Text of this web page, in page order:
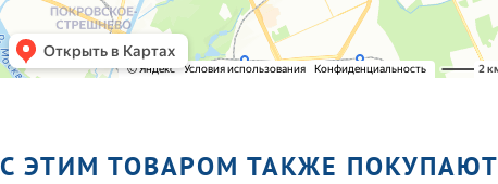
С ЭТИМ ТОВАРОМ ТАКЖЕ ПОКУПАЮТ